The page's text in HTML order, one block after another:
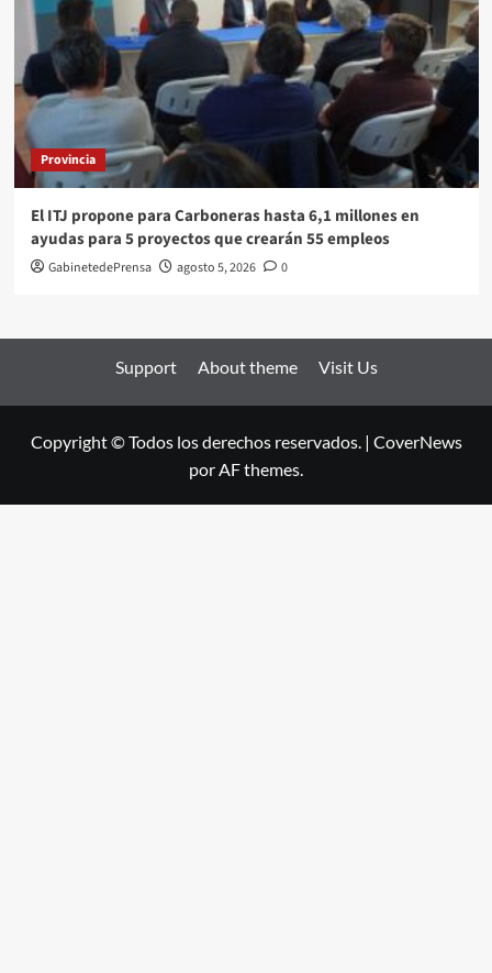
Provincia
El ITJ propone para Carboneras hasta 6,1 millones en
ayudas para 5 proyectos que crearán 55 empleos
GabinetedePrensa agosto 5, 2026 0
Support About theme Visit Us
Copyright © Todos los derechos reservados. | CoverNews
por AF themes.